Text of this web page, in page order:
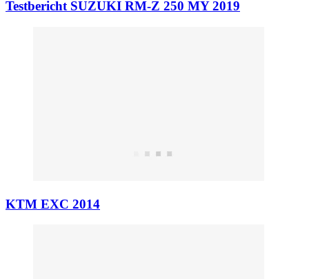
Testbericht SUZUKI RM-Z 250 MY 2019
KTM EXC 2014